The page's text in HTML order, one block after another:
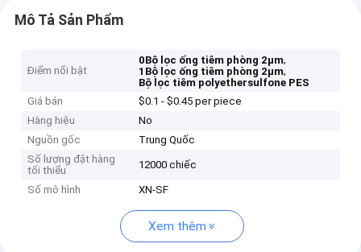
Mô Tả Sản Phẩm
Điểm nổi bật
0Bộ lọc ống tiêm phòng 2μm,
1Bộ lọc ống tiêm phòng 2μm,
Bộ lọc tiêm polyethersulfone PES
Giá bán
$0.1 - $0.45 per piece
Hàng hiệu
No
Nguồn gốc
Trung Quốc
Số lượng đặt hàng
tối thiểu
12000 chiếc
Số mô hình XN-SF
Xem thêm